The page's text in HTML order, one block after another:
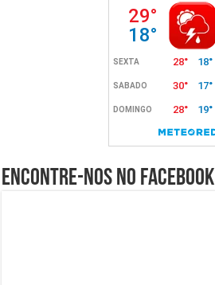
Encontre-nos no Facebook